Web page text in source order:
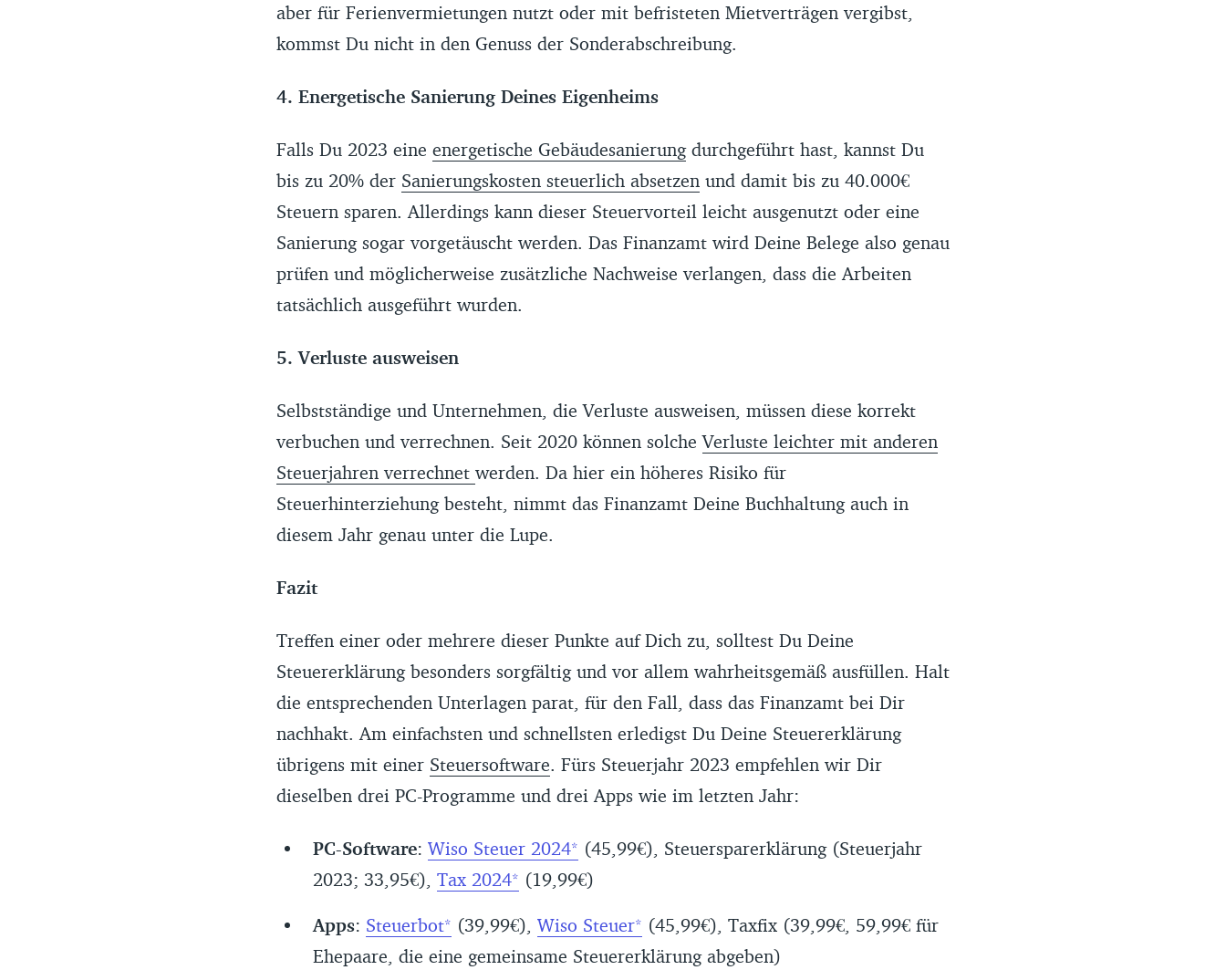
aber für Ferienvermietungen nutzt oder mit befristeten Mietverträgen vergibst,
kommst Du nicht in den Genuss der Sonderabschreibung.
4. Energetische Sanierung Deines Eigenheims
Falls Du 2023 eine energetische Gebäudesanierungdurchgeführt hast, kannst Du
bis zu 20% der Sanierungskosten steuerlich absetzenund damit bis zu 40.000€
Steuern sparen. Allerdings kann dieser Steuervorteil leicht ausgenutzt oder eine
Sanierung sogar vorgetäuscht werden. Das Finanzamt wird Deine Belege also genau
prüfen und möglicherweise zusätzliche Nachweise verlangen, dass die Arbeiten
tatsächlich ausgeführt wurden.
5. Verluste ausweisen
Selbstständige und Unternehmen, die Verluste ausweisen, müssen diese korrekt
verbuchen und verrechnen. Seit 2020 können solcheVerluste leichter mit anderen
Steuerjahren verrechnet werden. Da hier ein höheres Risiko für
Steuerhinterziehung besteht, nimmt das Finanzamt Deine Buchhaltung auch in
diesem Jahr genau unter die Lupe.
Fazit
Treffen einer oder mehrere dieser Punkte auf Dich zu, solltest Du Deine
Steuererklärung besonders sorgfältig und vor allem wahrheitsgemäß ausfüllen. Halt
die entsprechenden Unterlagen parat, für den Fall, dass das Finanzamt bei Dir
nachhakt. Am einfachsten und schnellsten erledigst Du Deine Steuererklärung
übrigens mit einer Steuersoftware. Fürs Steuerjahr 2023 empfehlen wir Dir
dieselben drei PC-Programme und drei Apps wie im letzten Jahr:
PC-Software: Wiso Steuer 2024
(45,99€), Steuersparerklärung (Steuerjahr
2023; 33,95€), Tax 2024
(19,99€)
Apps: Steuerbot (39,99€), Wiso Steuer
(45,99€), Taxfix (39,99€, 59,99€ für
Ehepaare, die eine gemeinsame Steuererklärung abgeben)